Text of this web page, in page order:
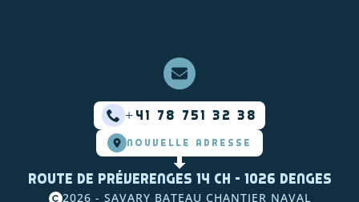
+41 78 751 32 38
NOUVELLE ADRESSE
Route de Préverenges 14 CH - 1026 Denges
2026 - SAVARY BATEAU CHANTIER NAVAL